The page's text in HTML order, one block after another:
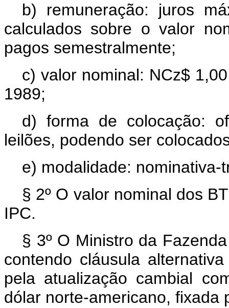
b) remuneração: juros
calculados sobre o valor
pagos semestralmente;
c) valor nominal: NCz$
1989;
d) forma de colocação:
leilões, podendo ser
e) modalidade: nominativa-
§ 2º O valor nominal dos
IPC.
§ 3º O Ministro da
contendo cláusula
pela atualização cambial
dólar norte-americano, fixada